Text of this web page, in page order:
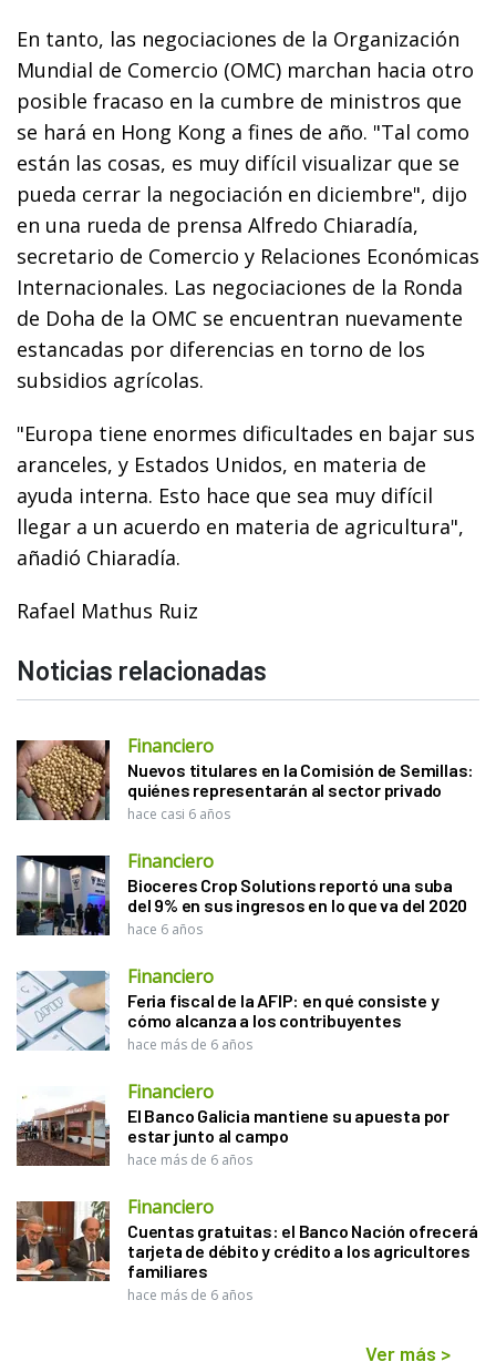
En tanto, las negociaciones de la Organización
Mundial de Comercio (OMC) marchan hacia otro
posible fracaso en la cumbre de ministros que
se hará en Hong Kong a fines de año. "Tal como
están las cosas, es muy difícil visualizar que se
pueda cerrar la negociación en diciembre", dijo
en una rueda de prensa Alfredo Chiaradía,
secretario de Comercio y Relaciones Económicas
Internacionales. Las negociaciones de la Ronda
de Doha de la OMC se encuentran nuevamente
estancadas por diferencias en torno de los
subsidios agrícolas.
"Europa tiene enormes dificultades en bajar sus
aranceles, y Estados Unidos, en materia de
ayuda interna. Esto hace que sea muy difícil
llegar a un acuerdo en materia de agricultura",
añadió Chiaradía.
Rafael Mathus Ruiz
Noticias relacionadas
Financiero
Nuevos titulares en la Comisión de Semillas:
quiénes representarán al sector privado
hace casi 6 años
Financiero
Bioceres Crop Solutions reportó una suba
del 9% en sus ingresos en lo que va del 2020
hace 6 años
Financiero
Feria fiscal de la AFIP: en qué consiste y
cómo alcanza a los contribuyentes
hace más de 6 años
Financiero
El Banco Galicia mantiene su apuesta por
estar junto al campo
hace más de 6 años
Financiero
Cuentas gratuitas: el Banco Nación ofrecerá
tarjeta de débito y crédito a los agricultores
familiares
hace más de 6 años
Ver más >